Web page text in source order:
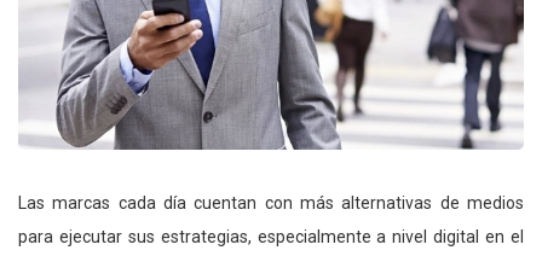
Las marcas cada día cuentan con más alternativas de medios
para ejecutar sus estrategias, especialmente a nivel digital en el